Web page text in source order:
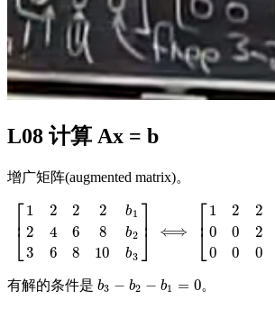
L08 计算 Ax = b
增广矩阵(augmented matrix)。
⎡
⎣
⎢ 1
2
3
2
4
6
2
6
8
2
8
10
b1
b2
b3
⎤
⎦⎥ ⟺ ⎡
⎣
⎢ 1
0
0
2
0
0
2
2
0
[1 22 b1 46 23 810 b ⟺[1 2 2b 00 4b
有解的条件是 b3 − b2 − b1 = 0
b3 −b 2− b1 =0 。